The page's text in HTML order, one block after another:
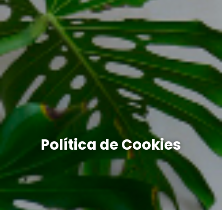
Política de Cookies